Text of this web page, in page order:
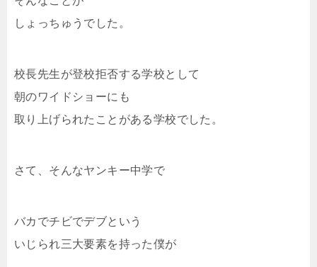
しょっちゅうでした。
校長先生が登校拒否する学校として
朝のワイドショーにも
取り上げられたことがある学校でした。
さて、そんなヤンキー中学で
バカでチビでデブという
いじられ三大要素を持った僕が